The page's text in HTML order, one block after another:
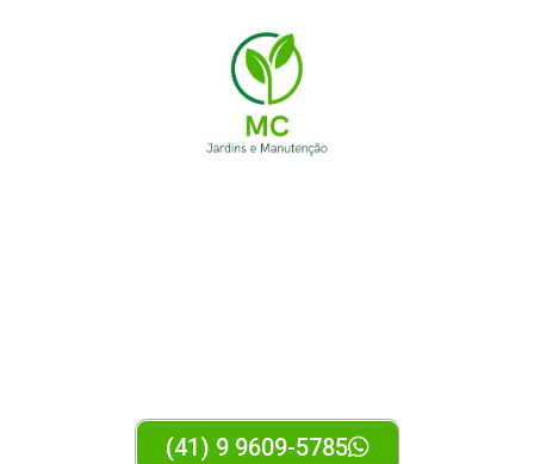
(41) 9 9609-5785